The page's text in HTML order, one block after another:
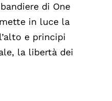
di One
in luce la
e principi
la libertà dei